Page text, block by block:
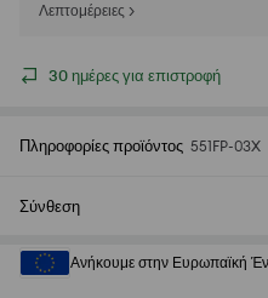
Λεπτομέρειες >
30 ημέρες για επιστροφή
Πληροφορίες προϊόντος 551FP-03X
Σύνθεση
Ανήκουμε στην Ευρωπαϊκή